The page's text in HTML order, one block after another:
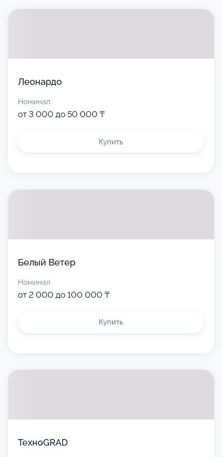
Леонардо
Номинал
от 3 000 до 50 000 ₸
Купить
Белый Ветер
Номинал
от 2 000 до 100 000 ₸
Купить
ТехноGRAD